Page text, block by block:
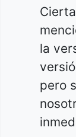
la
pero